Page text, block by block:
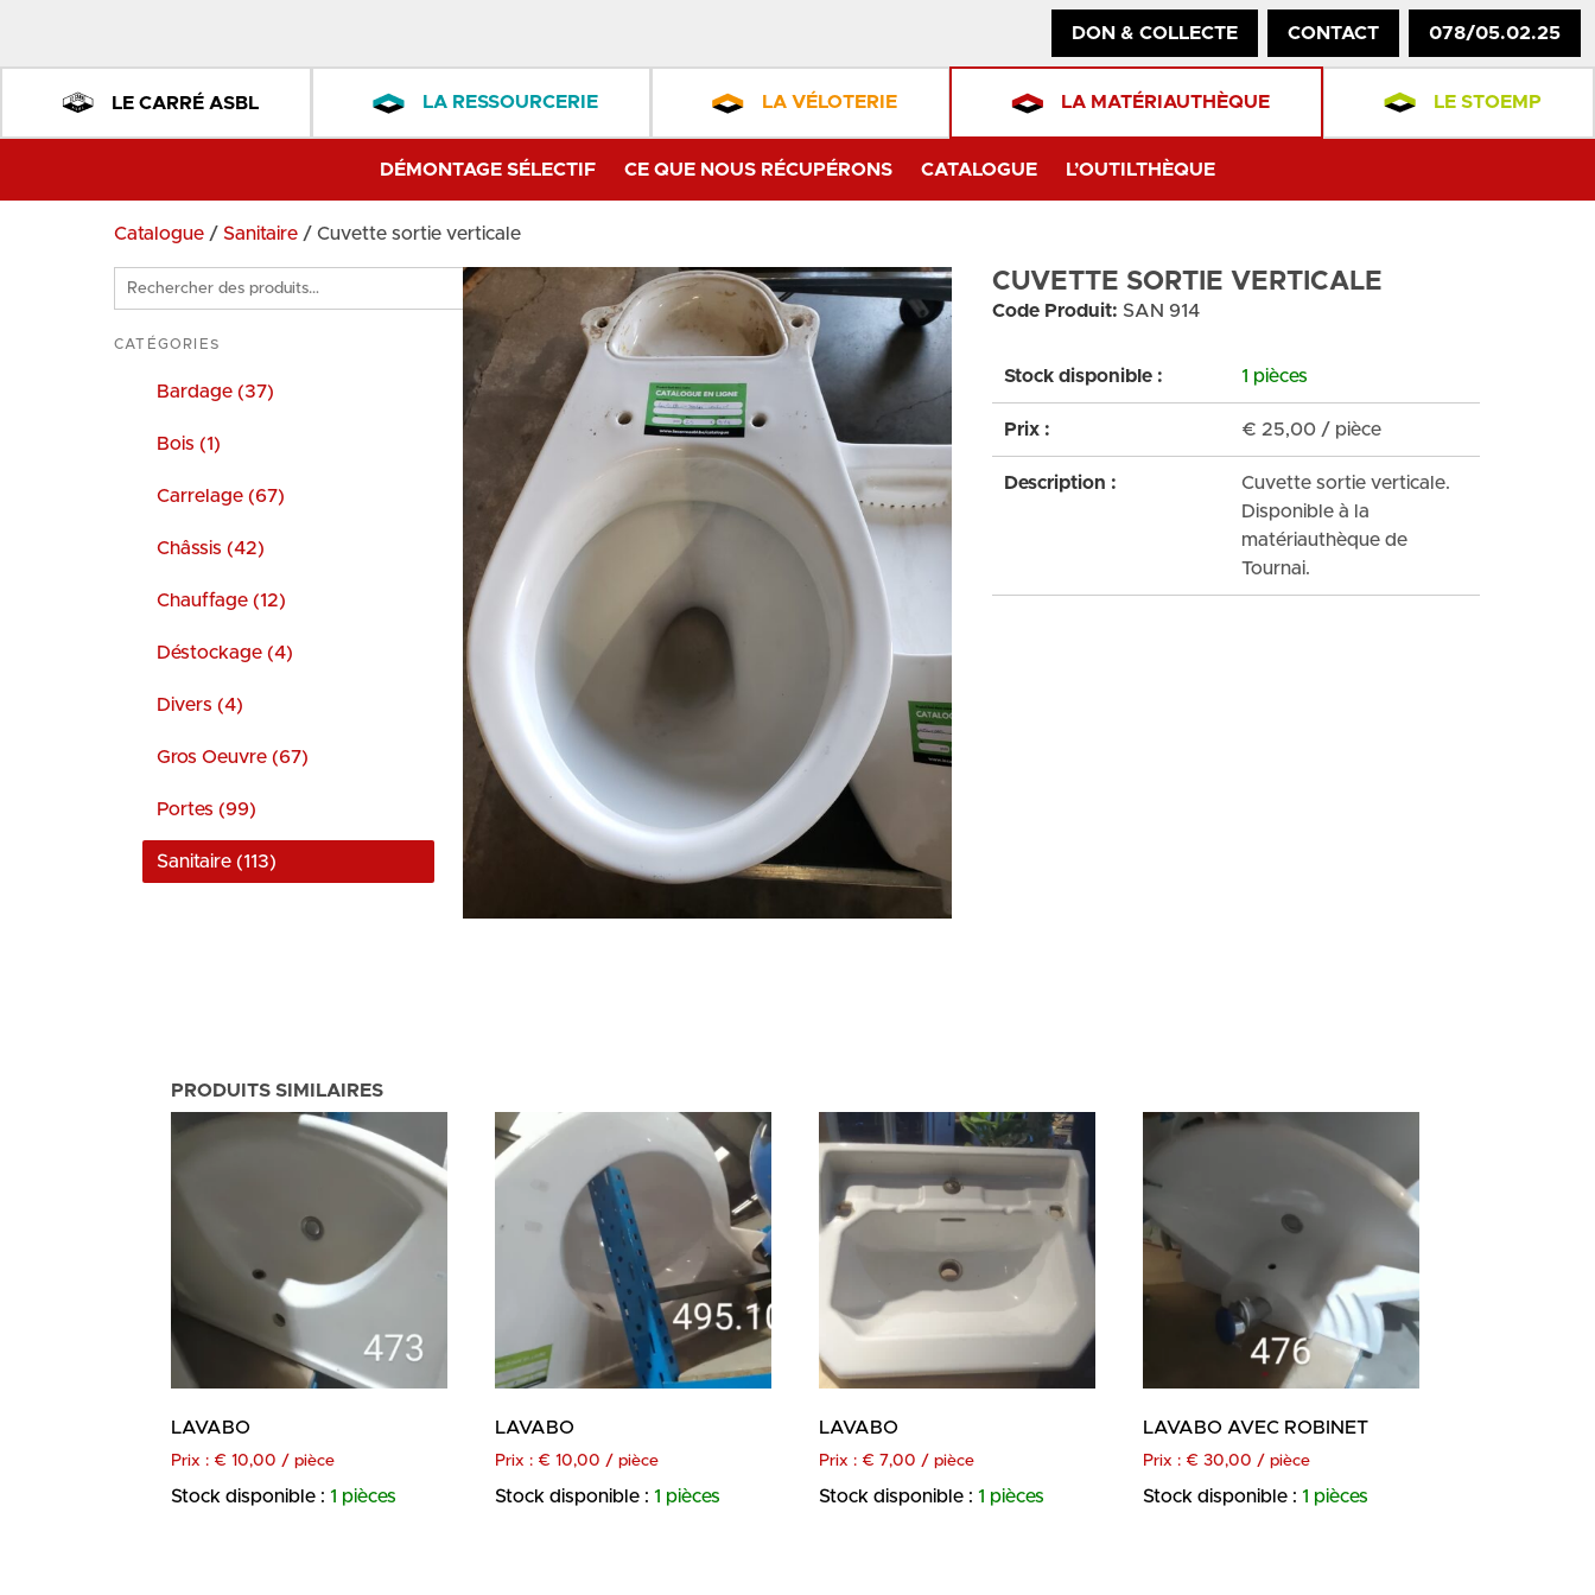
DON & COLLECTE CONTACT 078/05.02.25
LE CARRÉ ASBL LA RESSOURCERIE LA VÉLOTERIE LA MATÉRIAUTHÈQUE LE STOEMP
DÉMONTAGE SÉLECTIF CE QUE NOUS RÉCUPÉRONS CATALOGUE L’OUTILTHÈQUE
Catalogue / Sanitaire / Cuvette sortie verticale
Rechercher
des
produits
CATÉGORIES
Bardage (37)
Bois (1)
Carrelage (67)
Châssis (42)
Chauffage (12)
Déstockage (4)
Divers (4)
Gros Oeuvre (67)
Portes (99)
Sanitaire (113)
CUVETTE SORTIE VERTICALE
Code Produit: SAN 914
Stock disponible : 1 pièces
Prix : € 25,00 / pièce
Description :
Cuvette sortie verticale.
Disponible à la
matériauthèque de
Tournai.
PRODUITS SIMILAIRES
LAVABO
Prix : € 10,00 / pièce
Stock disponible : 1 pièces
LAVABO
Prix : € 10,00 / pièce
Stock disponible : 1 pièces
LAVABO
Prix : € 7,00 / pièce
Stock disponible : 1 pièces
LAVABO AVEC ROBINET
Prix : € 30,00 / pièce
Stock disponible : 1 pièces